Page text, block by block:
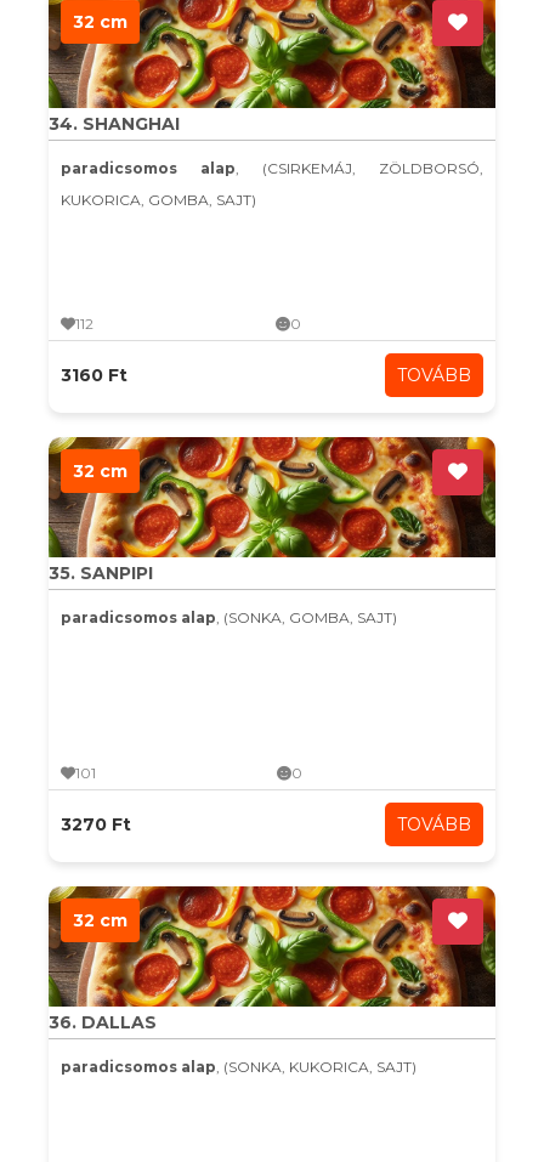
32 cm
34. SHANGHAI
paradicsomos alap, (CSIRKEMÁJ, ZÖLDBORSÓ,
KUKORICA, GOMBA, SAJT)
112 0
3160 Ft TOVÁBB
32 cm
35. SANPIPI
paradicsomos alap, (SONKA, GOMBA, SAJT)
101 0
3270 Ft TOVÁBB
32 cm
36. DALLAS
paradicsomos alap, (SONKA, KUKORICA, SAJT)